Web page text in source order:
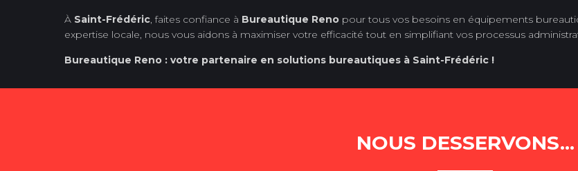
À Saint-Frédéric, faites confiance à Bureautique Reno pour tous vos besoins en équipements
expertise locale, nous vous aidons à maximiser votre efficacité tout en simplifiant vos processus
Bureautique Reno : votre partenaire en solutions bureautiques à Saint-Frédéric !
NOUS DESSERVONS...